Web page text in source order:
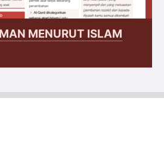
MENURUT ISLAM